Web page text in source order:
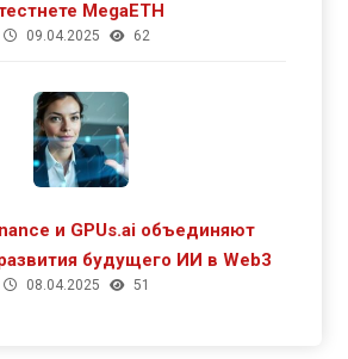
MegaETH
09.04.2025 62
и GPUs.ai объединяют
будущего ИИ в Web3
08.04.2025 51